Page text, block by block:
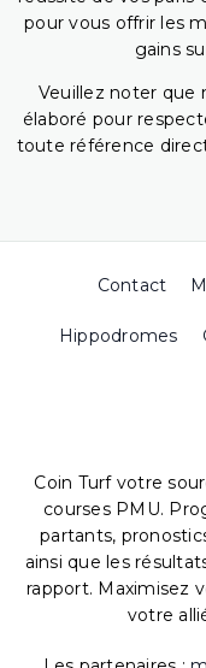
pour vous offrir les
gains
Veuillez noter
élaboré pour
toute référence
Contact
Hippodromes
Coin Turf votre
courses PMU.
partants,
ainsi que les
rapport. Maximisez
votre